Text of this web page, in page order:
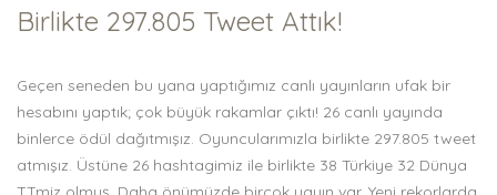
Birlikte 297.805 Tweet Attık!
Geçen seneden bu yana yaptığımız canlı yayınların ufak bir
hesabını yaptık; çok büyük rakamlar çıktı! 26 canlı yayında
binlerce ödül dağıtmışız. Oyuncularımızla birlikte 297.805 tweet
atmışız. Üstüne 26 hashtagimiz ile birlikte 38 Türkiye 32 Dünya